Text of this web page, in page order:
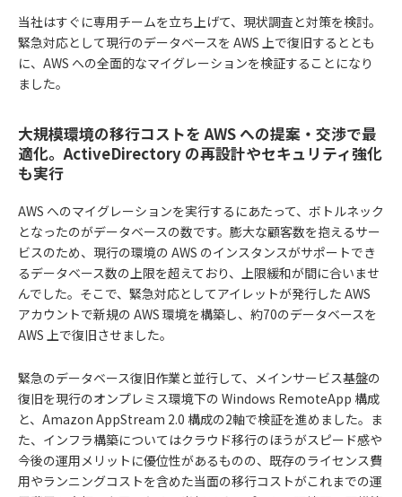
当社はすぐに専用チームを立ち上げて、現状調査と対策を検討。
緊急対応として現行のデータベースを AWS 上で復旧するととも
に、AWS への全面的なマイグレーションを検証することになり
ました。
大規模環境の移行コストを AWS への提案・交渉で最
適化。ActiveDirectory の再設計やセキュリティ強化
も実行
AWS へのマイグレーションを実行するにあたって、ボトルネック
となったのがデータベースの数です。膨大な顧客数を抱えるサー
ビスのため、現行の環境の AWS のインスタンスがサポートでき
るデータベース数の上限を超えており、上限緩和が間に合いませ
んでした。そこで、緊急対応としてアイレットが発行した AWS
アカウントで新規の AWS 環境を構築し、約70のデータベースを
AWS 上で復旧させました。
緊急のデータベース復旧作業と並行して、メインサービス基盤の
復旧を現行のオンプレミス環境下の Windows RemoteApp 構成
と、Amazon AppStream 2.0 構成の2軸で検証を進めました。ま
た、インフラ構築についてはクラウド移行のほうがスピード感や
今後の運用メリットに優位性があるものの、既存のライセンス費
用やランニングコストを含めた当面の移行コストがこれまでの運